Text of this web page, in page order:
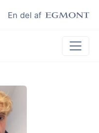
En del af